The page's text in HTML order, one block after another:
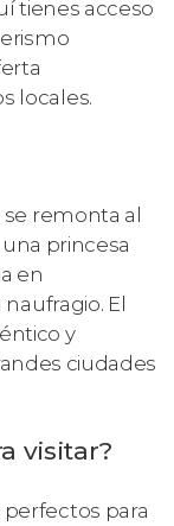
tienes acceso
locales.
se remonta al
princesa
en
El
y
ciudades
visitar?
para